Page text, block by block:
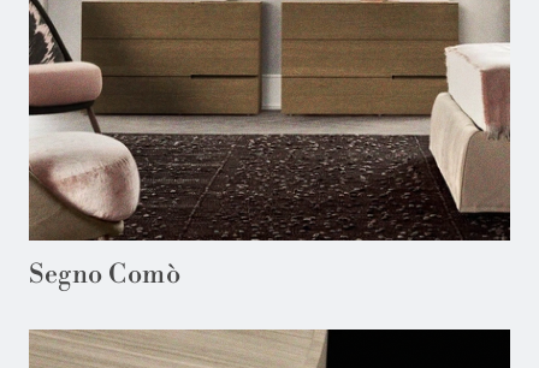
Segno Comò